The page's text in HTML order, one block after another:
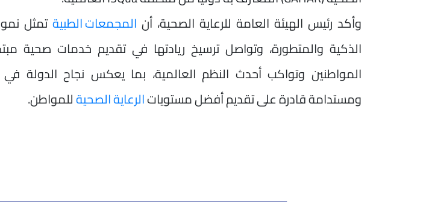
وأكد رئيس الهيئة العامة للرعاية الصحية، أن المجمعات الطبية تمثل
الذكية والمتطورة، وتواصل ترسيخ ريادتها في تقديم خدمات صحية
المواطنين وتواكب أحدث النظم العالمية، بما يعكس نجاح الدولة
ومستدامة قادرة على تقديم أفضل مستوياتالرعاية الصحيةللمواطن.